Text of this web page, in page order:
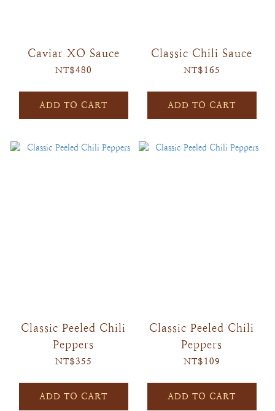
Caviar XO Sauce
NT$480
ADD TO CART
Classic Chili Sauce
NT$165
ADD TO CART
Classic Peeled Chili
Peppers
NT$355
ADD TO CART
Classic Peeled Chili
Peppers
NT$109
ADD TO CART